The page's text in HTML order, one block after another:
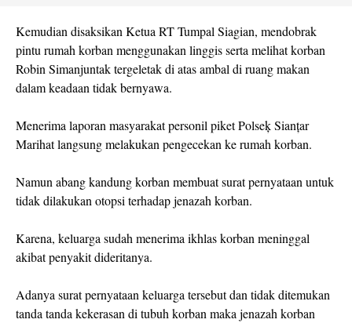
Kemudian disaksikan Ketua RT Tumpal Siagian, mendobrak
pintu rumah korban menggunakan linggis serta melihat korban
Robin Simanjuntak tergeletak di atas ambal di ruang makan
dalam keadaan tidak bernyawa.
Menerima laporan masyarakat personil piket Polseķ Sianțar
Marihat langsung melakukan pengecekan ke rumah korban.
Namun abang kandung korban membuat surat pernyataan untuk
tidak dilakukan otopsi terhadap jenazah korban.
Karena, keluarga sudah menerima ikhlas korban meninggal
akibat penyakit dideritanya.
Adanya surat pernyataan keluarga tersebut dan tidak ditemukan
tanda tanda kekerasan di tubuh korban maka jenazah korban